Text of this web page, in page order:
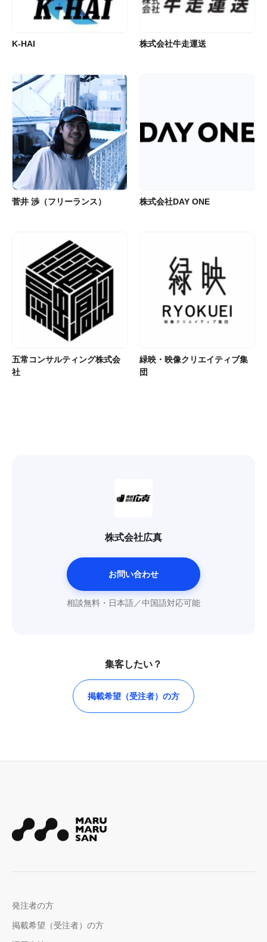
K-HAI 株式会社牛走運送
菅井 渉（フリーランス） 株式会社DAY ONE
五常コンサルティング株式会
社
緑映・映像クリエイティブ集
団
株式会社広真
お問い合わせ
相談無料・日本語／中国語対応可能
集客したい？
掲載希望（受注者）の方
発注者の方
掲載希望（受注者）の方